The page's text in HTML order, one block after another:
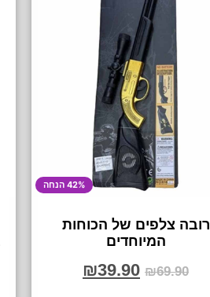
42% הנחה
רובה צלפים של הכוחות
המיוחדים
₪69.90
₪39.90